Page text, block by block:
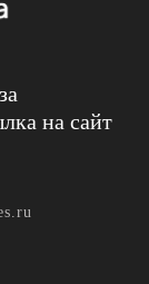
на сайт